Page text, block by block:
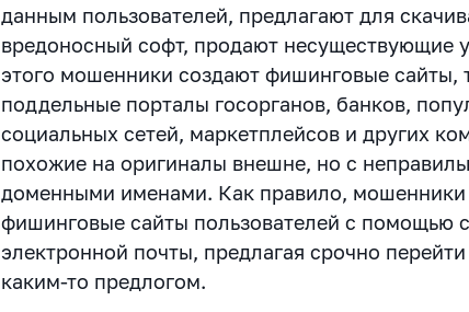
данным пользователей, предлагают для
вредоносный софт, продают несуществующие
этого мошенники создают фишинговые сайты,
поддельные порталы госорганов, банков,
социальных сетей, маркетплейсов и других
похожие на оригиналы внешне, но с
доменными именами. Как правило, мошенники
фишинговые сайты пользователей с помощью
электронной почты, предлагая срочно
каким-то предлогом.